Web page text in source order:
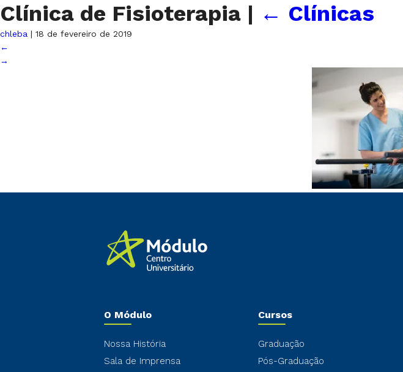
Clínica de Fisioterapia | ← Clínicas
chleba | 18 de fevereiro de 2019
←
→
O Módulo
Nossa História
Sala de Imprensa
Cursos
Graduação
Pós-Graduação